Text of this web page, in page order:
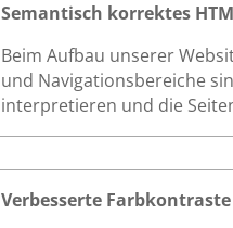
Semantisch korrektes
Beim Aufbau unserer
und Navigationsbereiche
interpretieren und die
Verbesserte Farbkontraste